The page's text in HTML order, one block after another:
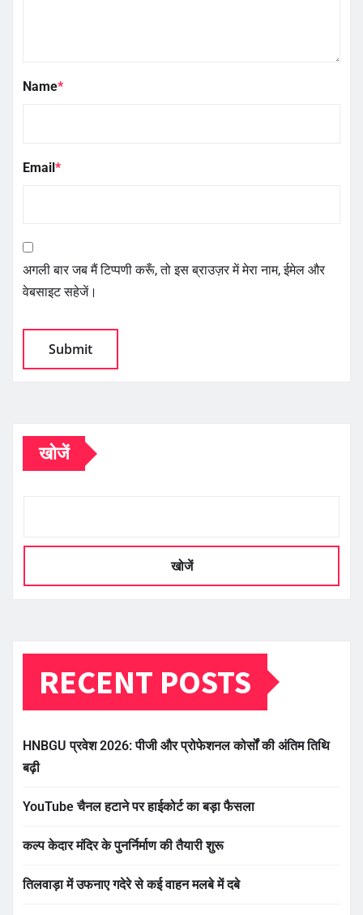
Name*
Email*
अगली बार जब मैं टिप्पणी करूँ, तो इस ब्राउज़र में मेरा नाम, ईमेल और
वेबसाइट सहेजें।
खोजें
खोजें
RECENT POSTS
HNBGU प्रवेश 2026: पीजी और प्रोफेशनल कोर्सों की अंतिम तिथि
बढ़ी
YouTube चैनल हटाने पर हाईकोर्ट का बड़ा फैसला
कल्प केदार मंदिर के पुनर्निर्माण की तैयारी शुरू
तिलवाड़ा में उफनाए गदेरे से कई वाहन मलबे में दबे